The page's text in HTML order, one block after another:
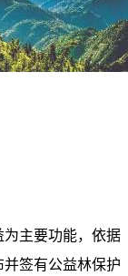
主要功能，依据
签有公益林保护